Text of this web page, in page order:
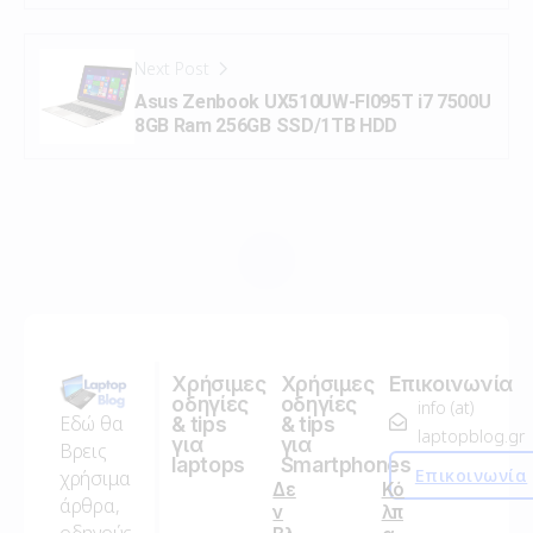
Next Post
Asus Zenbook UX510UW-FI095T i7 7500U
8GB Ram 256GB SSD/1TB HDD
Εδώ θα
Βρεις
χρήσιμα
άρθρα,
Χρήσιμες
οδηγίες
& tips
για
laptops
Δε
ν
Χρήσιμες
οδηγίες
& tips
για
Smartphones
Κό
λπ
Επικοινωνία
info (at)
laptopblog.gr
Επικοινωνία